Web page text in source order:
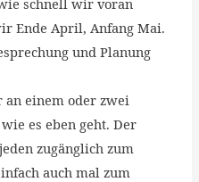
Ende April, Anfang Mai.
und Planung
einem oder zwei
es eben geht. Der
zugänglich zum
auch mal zum